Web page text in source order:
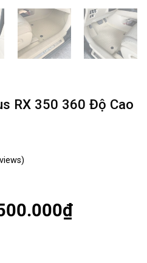
RX 350 360 Độ Cao
₫